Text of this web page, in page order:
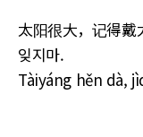
太阳很大，记得戴
잊지마.
Tàiyáng hěn dà,